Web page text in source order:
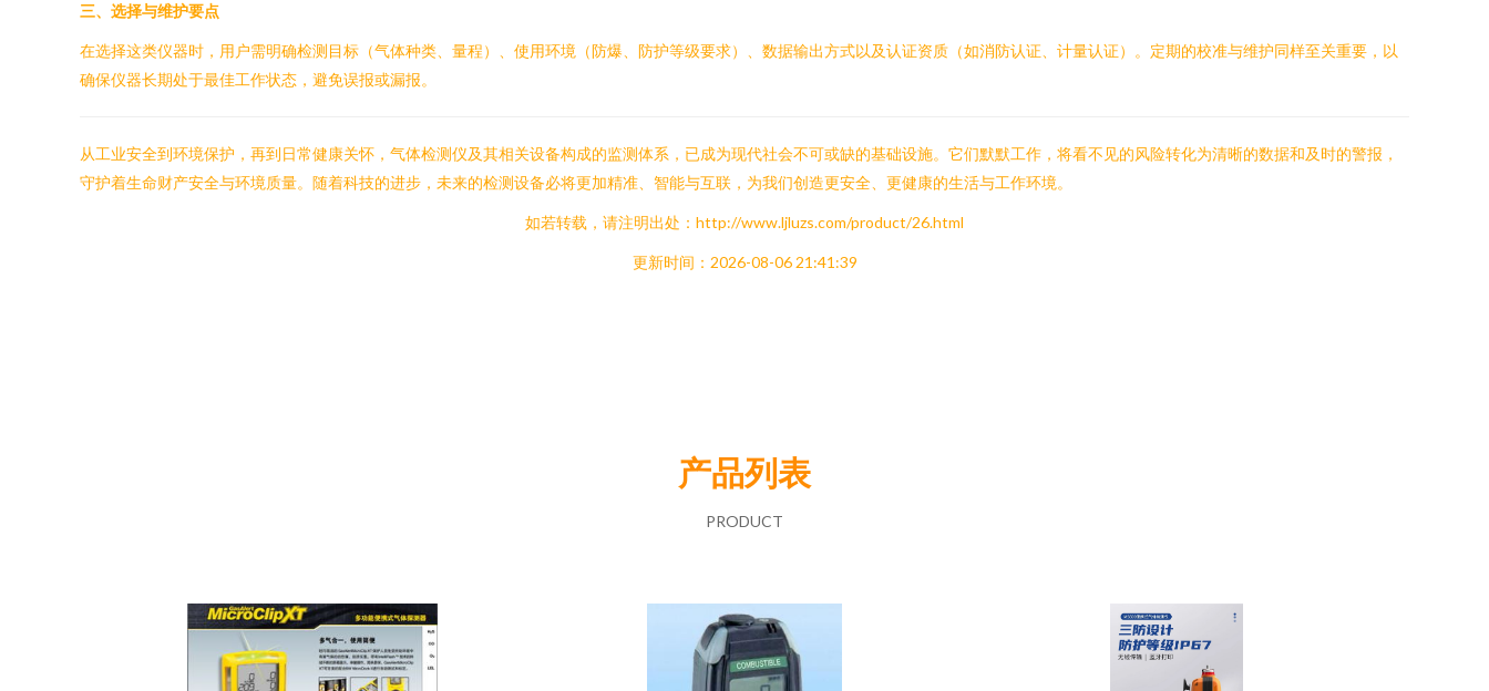
三、选择与维护要点
在选择这类仪器时，用户需明确检测目标（气体种类、量程）、使用环境（防爆、防护等级要求）、数据输出方式以及认证资质（如消防认证、计量认证）。定期的校准与维护同样至关重要，以
确保仪器长期处于最佳工作状态，避免误报或漏报。
从工业安全到环境保护，再到日常健康关怀，气体检测仪及其相关设备构成的监测体系，已成为现代社会不可或缺的基础设施。它们默默工作，将看不见的风险转化为清晰的数据和及时的警报，
守护着生命财产安全与环境质量。随着科技的进步，未来的检测设备必将更加精准、智能与互联，为我们创造更安全、更健康的生活与工作环境。
如若转载，请注明出处：http://www.ljluzs.com/product/26.html
更新时间：2026-08-06 21:41:39
产品列表
PRODUCT